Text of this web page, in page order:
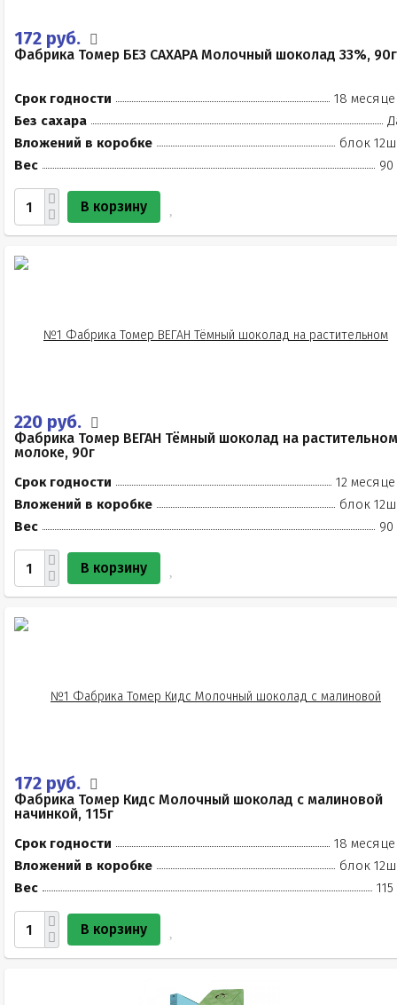
172 руб.
Фабрика Томер БЕЗ САХАРА Молочный шоколад 33%, 90г
Срок годности
18
Без сахара
Вложений в коробке
блок
Вес
90
В корзину
220 руб.
Фабрика Томер ВЕГАН Тёмный шоколад на растительном
молоке, 90г
Срок годности
12
Вложений в коробке
блок
Вес
90
В корзину
172 руб.
Фабрика Томер Кидс Молочный шоколад с малиновой
начинкой, 115г
Срок годности
18
Вложений в коробке
блок
Вес
115
В корзину